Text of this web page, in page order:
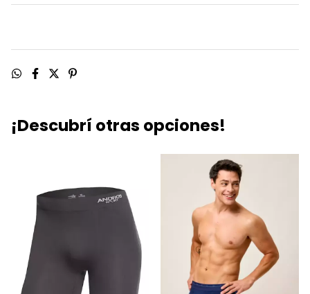
¡Descubrí otras opciones!